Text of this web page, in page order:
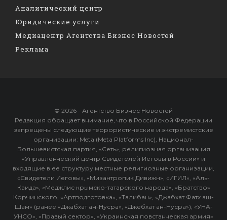
Аналитический центр
Юридические услуги
Медиацентр Агентства Бизнес Новостей
Реклама
© 2026 - Агентство Бизнес Новостей
Редакция обращает внимание, что в Российской Федерации
запрещены следующие террористические и экстремистские
организации: Meta (Meta Platforms Inc), Национал-
Большевистская партия, «Сеть», религиозная организация
«Управленческий центр Свидетелей Иеговы в России» и
входящие в ее структуру местные религиозные организации,
«Свидетели Иеговы», «Мизантропик Дивижн», «ИГИЛ», «Аль-
Каида», «Меджлис крымско-татарского народа», «Братство»
Корчинского, «Артподготовка», «Талибан», «Джабхат Фатх аш-
Шам» (ранее «Джабхат ан-Нусра», «Джебхат ан-Нусра»), «УНА-
УНСО», «Правый сектор», «Украинская повстанческая армия»